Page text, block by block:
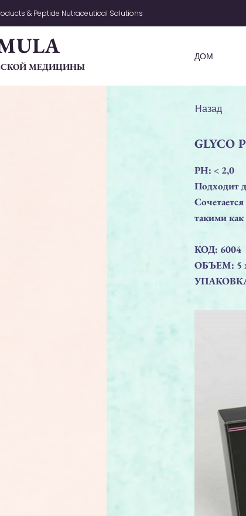
& Peptide Nutraceutical Solutions
МЕДИЦИНЫ
ДОМ
Назад
PН: < 2,0
Подходит
такими как
КОД: 6004
ОБЪЕМ: 5
УПАКОВКА: